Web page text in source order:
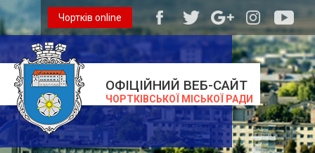
ОФІЦІЙНИЙ ВЕБ-САЙТ
ЧОРТКІВСЬКОЇ МІСЬКОЇ РАДИ
Чортків online